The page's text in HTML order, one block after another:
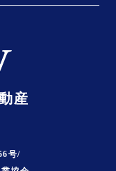
産
号/